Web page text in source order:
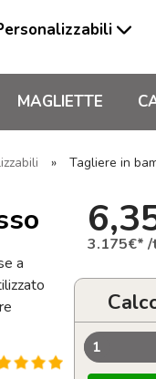
MAGLIETTE
» Tagliere in
a
3.175€*
1